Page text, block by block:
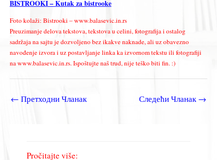
BISTROOKI – Kutak za bistrooke
Foto kolaži: Bistrooki – www.balasevic.in.rs
Preuzimanje delova tekstova, tekstova u celini, fotografija i ostalog
sadržaja na sajtu je dozvoljeno bez ikakve naknade, ali uz obavezno
navođenje izvora i uz postavljanje linka ka izvornom tekstu ili fotografiji
na www.balasevic.in.rs. Ispoštujte naš trud, nije teško biti fin. :)
← Претходни Чланак Следећи Чланак→
Pročitajte više: